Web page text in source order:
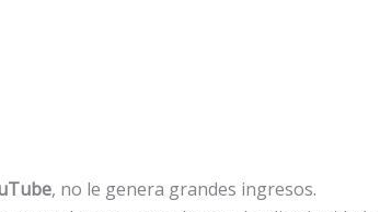
, no le genera grandes ingresos.